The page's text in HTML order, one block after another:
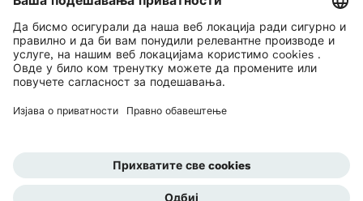
Vlasnik autorskih prava je Ottobock
Postavke zaštite privatnosti
Izjava o privatnosti podataka
Uslovi korišćenja
Ottobock global
Uzbunjivanje